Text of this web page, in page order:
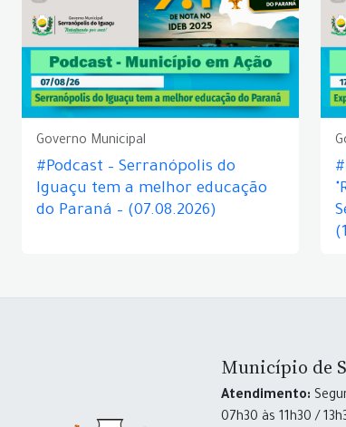
Governo Municipal
#Podcast – Serranópolis do
Iguaçu tem a melhor educação
do Paraná – (07.08.2026)
Município de
Atendimento:
07h30 às 11h30 /